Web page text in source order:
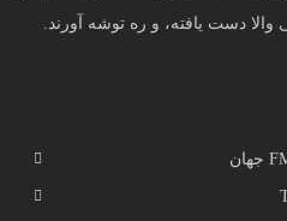
دست یافته، و ره توشه آورند.